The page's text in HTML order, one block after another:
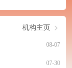
机构主页
08-07
07-30